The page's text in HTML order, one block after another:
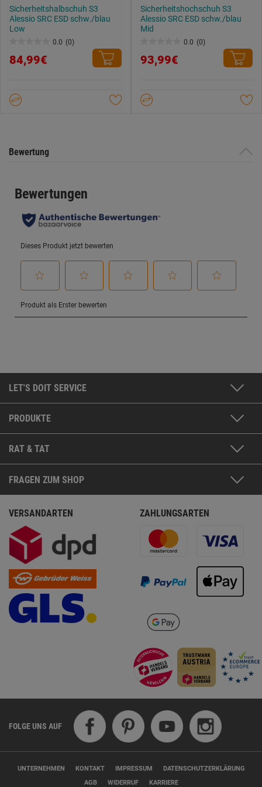
Sicherheitshalbschuh S3
Alessio SRC ESD schw./blau
Low
0.0 (0)
von
84,99€
Sicherheitshochschuh S3
Alessio SRC ESD schw./blau
Mid
0.0 (0)
von
93,99€
Bewertung
LET'S DOIT SERVICE
PRODUKTE
RAT & TAT
FRAGEN ZUM SHOP
VERSANDARTEN ZAHLUNGSARTEN
FOLGE UNS AUF
UNTERNEHMEN KONTAKT IMPRESSUM
DATENSCHUTZERKLÄRUNG
AGB
WIDERRUF KARRIERE